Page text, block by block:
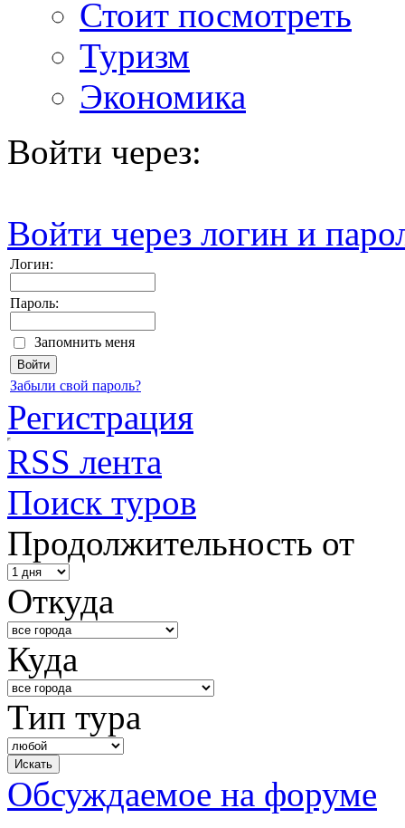
Стоит посмотреть
Туризм
Экономика
Войти через:
Войти через логин и
Логин:
Пароль:
Запомнить меня
Забыли свой пароль?
Регистрация
RSS лента
Поиск туров
Продолжительность от
Откуда
Куда
Тип тура
Обсуждаемое на форуме